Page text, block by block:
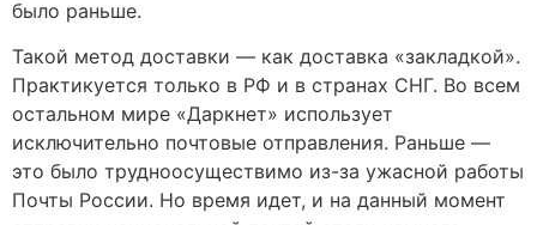
было раньше.
Такой метод доставки — как доставка «закладкой».
Практикуется только в РФ и в странах СНГ. Во всем
остальном мире «Даркнет» использует
исключительно почтовые отправления. Раньше —
это было трудноосуществимо из-за ужасной работы
Почты России. Но время идет, и на данный момент